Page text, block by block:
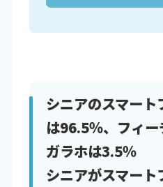
シニアのスマー
は96.5％、フィー
ガラホは3.5％
シニアがスマート